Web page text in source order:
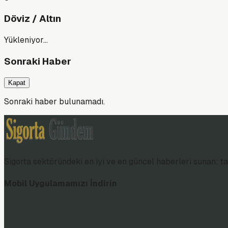
Döviz / Altın
Yükleniyor…
Sonraki Haber
Kapat
Sonraki haber bulunamadı.